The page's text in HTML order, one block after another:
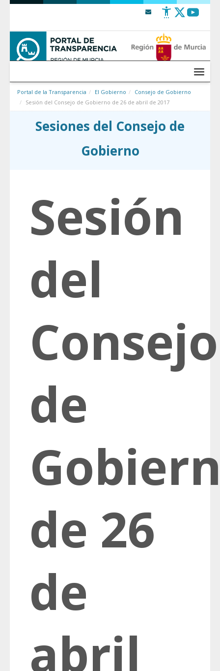
Saltar al contenido
Menú
Portal de la Transparencia El Gobierno
Consejo de Gobierno
Sesión del Consejo de Gobierno de 26 de abril de 2017
Sesiones del Consejo de
Gobierno
Sesión
del
Consejo
de
de 26
de
abril